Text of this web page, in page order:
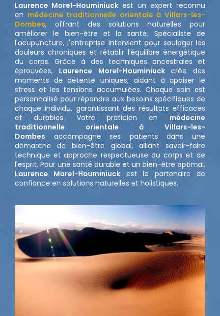
Laurence Morel-Houminiuck est un expert reconnu
en médecine traditionnelle orientale à Villars-les-
Dombes, offrant des solutions naturelles pour
améliorer le bien-être et la santé. Spécialiste de
l'acupuncture, l'entreprise intervient pour soulager les
douleurs chroniques et rétablir l’équilibre énergétique
du corps. Grâce à des techniques ancestrales et
éprouvées, Laurence Morel-Houminiuckcrée des
moments de détente uniques, aidant à apaiser le
stress et les tensions accumulées. Chaque soin est
personnalisé pour répondre aux besoins spécifiques de
chaque individu, garantissant des résultats efficaces
et durables. Votre praticien en médecine
traditionnelle orientale à Villars-les-
Dombes accompagne ses patients dans une
démarche de bien-être global, alliant savoir-faire
technique et approche respectueuse du corps et de
l'esprit. Pour une santé durable et un bien-être optimal,
Laurence Morel-Houminiuck est le partenaire de
confiance en solutions naturelles et holistiques.